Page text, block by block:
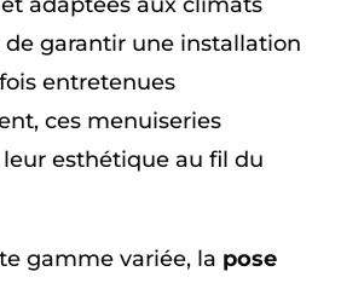
de garantir une installation
entretenues
ces menuiseries
esthétique au fil du
gamme variée, la pose